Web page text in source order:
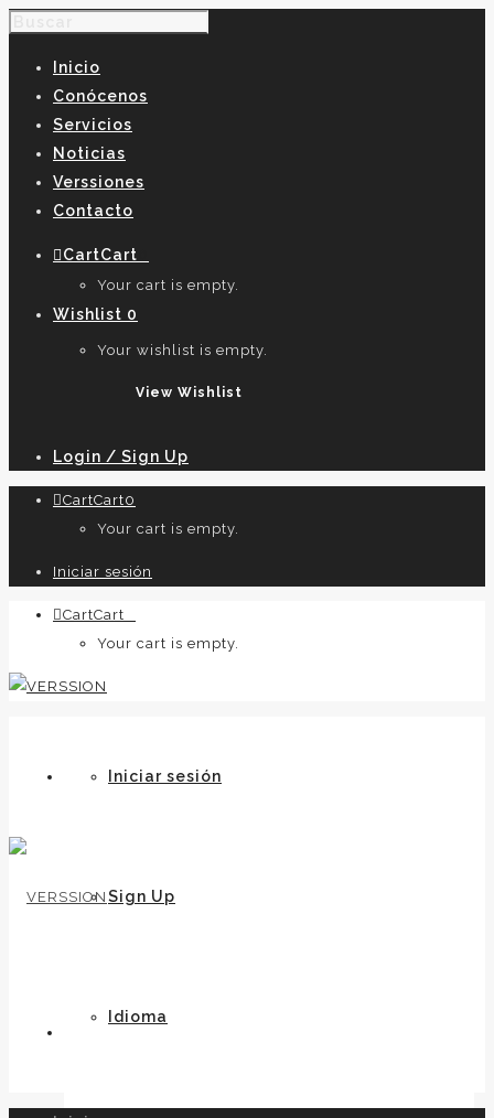
Inicio
Conócenos
Servicios
Noticias
Verssiones
Contacto
CartCart
Your cart is empty.
Wishlist 0
Your wishlist is empty.
View Wishlist
Login / Sign Up
CartCart0
Your cart is empty.
Iniciar sesión
CartCart
Your cart is empty.
Iniciar sesión
Sign Up
Idioma